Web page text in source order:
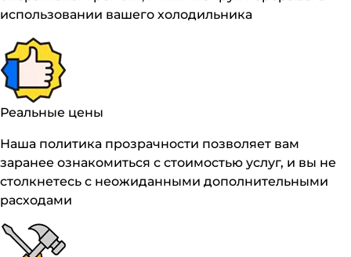
использовании вашего холодильника
Реальные цены
Наша политика прозрачности позволяет вам
заранее ознакомиться с стоимостью услуг, и вы не
столкнетесь с неожиданными дополнительными
расходами